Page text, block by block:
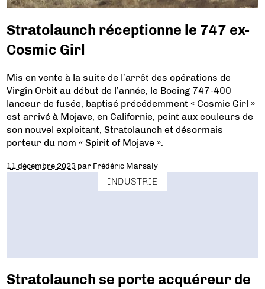
Stratolaunch réceptionne le 747 ex-
Cosmic Girl
Mis en vente à la suite de l’arrêt des opérations de
Virgin Orbit au début de l’année, le Boeing 747-400
lanceur de fusée, baptisé précédemment « Cosmic Girl »
est arrivé à Mojave, en Californie, peint aux couleurs de
son nouvel exploitant, Stratolaunch et désormais
porteur du nom « Spirit of Mojave ».
11 décembre 2023 par Frédéric Marsaly
INDUSTRIE
Stratolaunch se porte acquéreur de